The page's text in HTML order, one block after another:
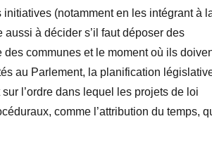
(notamment en les intégrant à
aussi à décider s’il faut déposer des
communes et le moment où ils
au Parlement, la planification
l’ordre dans lequel les projets de loi
comme l’attribution du temps,